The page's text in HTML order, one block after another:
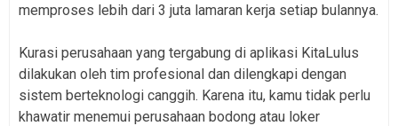
memproses lebih dari 3 juta lamaran kerja setiap bulannya.
Kurasi perusahaan yang tergabung di aplikasi KitaLulus
dilakukan oleh tim profesional dan dilengkapi dengan
sistem berteknologi canggih. Karena itu, kamu tidak perlu
khawatir menemui perusahaan bodong atau loker